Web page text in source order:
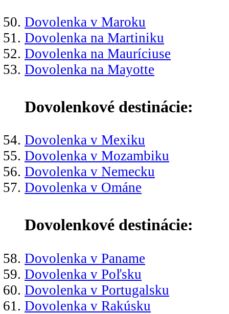
Dovolenka v Maroku
Dovolenka na Martiniku
Dovolenka na Mauríciuse
Dovolenka na Mayotte
Dovolenkové destinácie:
Dovolenka v Mexiku
Dovolenka v Mozambiku
Dovolenka v Nemecku
Dovolenka v Ománe
Dovolenkové destinácie:
Dovolenka v Paname
Dovolenka v Poľsku
Dovolenka v Portugalsku
Dovolenka v Rakúsku